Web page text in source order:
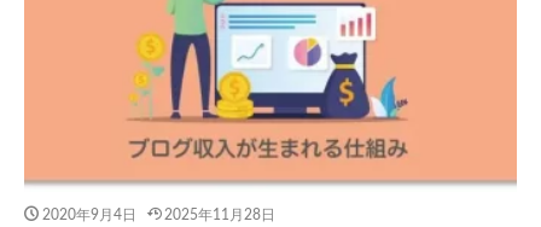
2020年9月4日 2025年11月28日